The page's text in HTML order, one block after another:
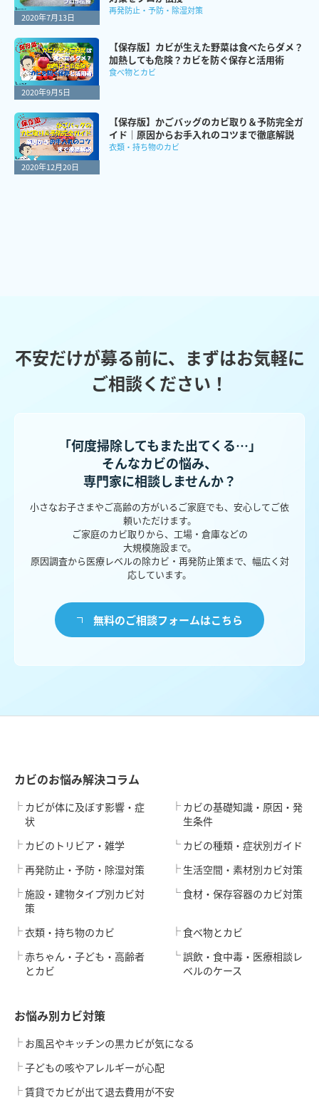
2020年7月13日
再発防止・予防・除湿対策
2020年9月5日
【保存版】カビが生えた野菜は食べたらダメ？
加熱しても危険？カビを防ぐ保存と活用術
食べ物とカビ
2020年12月20日
【保存版】かごバッグのカビ取り＆予防完全ガ
イド｜原因からお手入れのコツまで徹底解説
衣類・持ち物のカビ
不安だけが募る前に、まずはお気軽に
ご相談ください！
「何度掃除してもまた出てくる…」
そんなカビの悩み、
専門家に相談しませんか？
小さなお子さまやご高齢の方がいるご家庭でも、安心してご依
頼いただけます。
ご家庭のカビ取りから、工場・倉庫などの
大規模施設まで。
原因調査から医療レベルの除カビ・再発防止策まで、幅広く対
応しています。
無料のご相談フォームはこちら
カビのお悩み解決コラム
カビが体に及ぼす影響・症
状
カビのトリビア・雑学
カビの基礎知識・原因・発
生条件
カビの種類・症状別ガイド
再発防止・予防・除湿対策
施設・建物タイプ別カビ対
策
生活空間・素材別カビ対策
食材・保存容器のカビ対策
衣類・持ち物のカビ
赤ちゃん・子ども・高齢者
とカビ
食べ物とカビ
誤飲・食中毒・医療相談レ
ベルのケース
お悩み別カビ対策
お風呂やキッチンの黒カビが気になる
子どもの咳やアレルギーが心配
賃貸でカビが出て退去費用が不安